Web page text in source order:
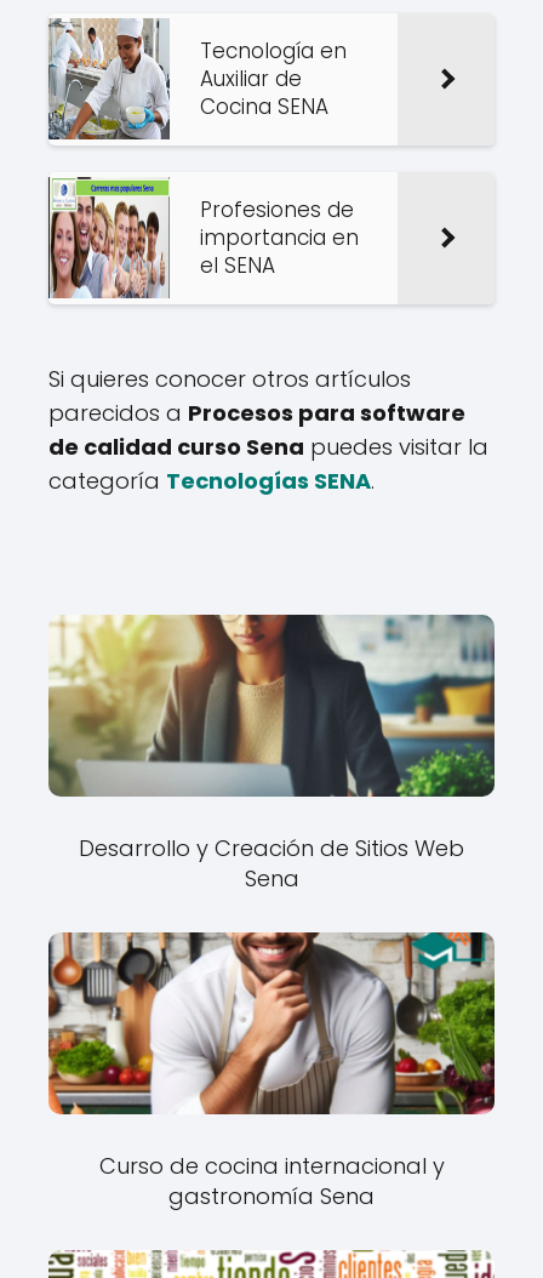
Tecnología en
Auxiliar de
Cocina SENA
Profesiones de
importancia en
el SENA
Si quieres conocer otros artículos
parecidos a Procesos para software
de calidad curso Sena puedes visitar la
categoría Tecnologías SENA.
Desarrollo y Creación de Sitios Web
Sena
Curso de cocina internacional y
gastronomía Sena